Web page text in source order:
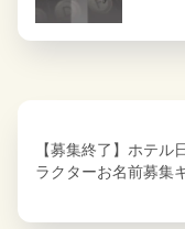
【募集終了】ホテル
ラクターお名前募集